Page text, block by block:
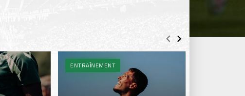
ENTRAÎNEMENT